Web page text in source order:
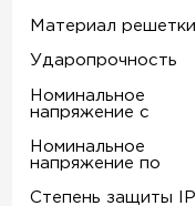
Материал решетки
Ударопрочность
Номинальное
напряжение с
Номинальное
напряжение по
Степень защиты IP